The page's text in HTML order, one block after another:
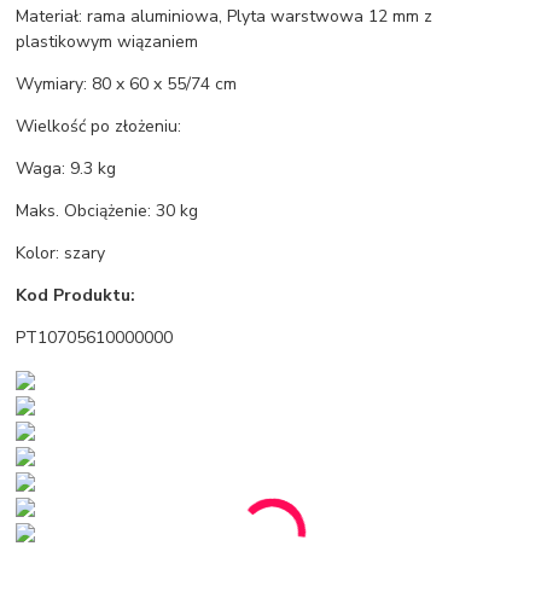
Materiał: rama aluminiowa, Plyta warstwowa 12 mm z
plastikowym wiązaniem
Wymiary: 80 x 60 x 55/74 cm
Wielkość po złożeniu:
Waga: 9.3 kg
Maks. Obciążenie: 30 kg
Kolor: szary
Kod Produktu:
PT10705610000000